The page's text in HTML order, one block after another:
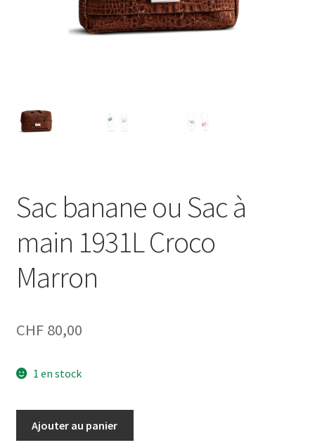
Sac banane ou Sac à
main 1931L Croco
Marron
CHF80,00
1 en stock
Ajouter au panier